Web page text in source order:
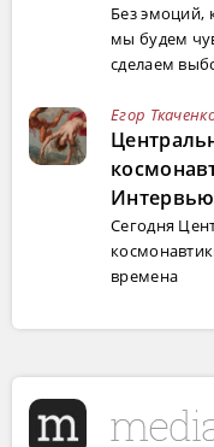
Без эмоций,
мы будем
сделаем
Егор
Интервью
Сегодня
времена